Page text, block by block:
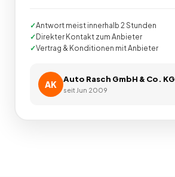
Antwort meist innerhalb 2 Stunden
Direkter Kontakt zum Anbieter
Vertrag & Konditionen mit Anbieter
AK
Auto Rasch GmbH & Co. KG
seit Jun 2009